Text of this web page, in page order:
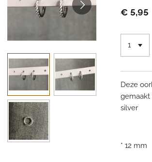
€ 5,95
Deze
gemaakt
silver
* 12 mm